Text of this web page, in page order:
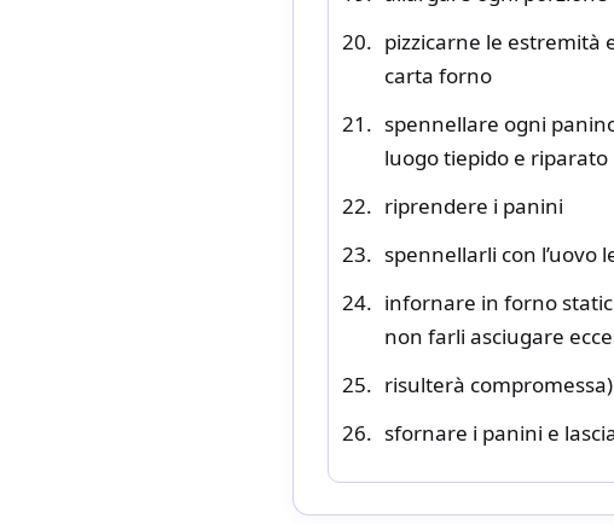
pizzicarne le estremità
carta forno
spennellare ogni
luogo tiepido e riparato
riprendere i panini
spennellarli con l’uovo
infornare in forno
non farli asciugare
risulterà compromessa)
sfornare i panini e